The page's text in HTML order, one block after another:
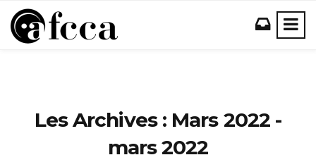
Les Archives : Mars 2022 -
mars 2022